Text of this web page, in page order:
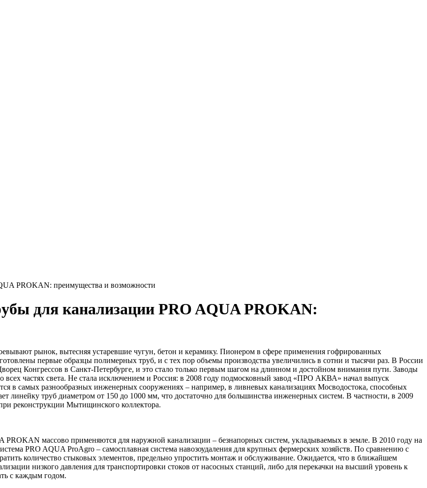
PROKAN: преимущества и возможности
для канализации PRO AQUA PROKAN:
рынок, вытесняя устаревшие чугун, бетон и керамику. Пионером в сфере применения гофрированных
первые образцы полимерных труб, и с тех пор объемы производства увеличились в сотни и тысячи раз. В России
Конгрессов в Санкт-Петербурге, и это стало только первым шагом на длинном и достойном внимания пути. Заводы
частях света. Не стала исключением и Россия: в 2008 году подмосковный завод «ПРО АКВА» начал выпуск
в самых разнообразных инженерных сооружениях – например, в ливневых канализациях Мосводостока, способных
линейку труб диаметром от 150 до 1000 мм, что достаточно для большинства инженерных систем. В частности, в 2009
реконструкции Мытищинского коллектора.
массово применяются для наружной канализации – безнапорных систем, укладываемых в земле. В 2010 году на
PRO AQUA ProAgro – cамосплавная система навозоудаления для крупных фермерских хозяйств. По сравнению с
количество стыковых элементов, предельно упростить монтаж и обслуживание. Ожидается, что в ближайшем
низкого давления для транспортировки стоков от насосных станций, либо для перекачки на высший уровень к
с каждым годом.